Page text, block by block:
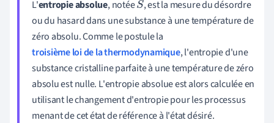
L'entropie absolue, notéeS, est la mesure du désordre
ou du hasard dans une substance à une température de
zéro absolu. Comme le postule la
troisième loi de la thermodynamique, l'entropie d'une
substance cristalline parfaite à une température de zéro
absolu est nulle. L'entropie absolue est alors calculée en
utilisant le changement d'entropie pour les processus
menant de cet état de référence à l'état désiré.